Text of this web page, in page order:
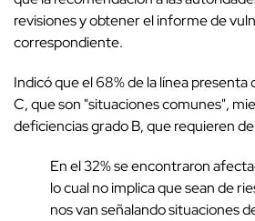
revisiones y obtener el informe de
correspondiente.
Indicó que el 68% de la línea
C, que son "situaciones comunes",
deficiencias grado B, que requieren
En el 32% se encontraron
lo cual no implica que sean de
nos van señalando situaciones